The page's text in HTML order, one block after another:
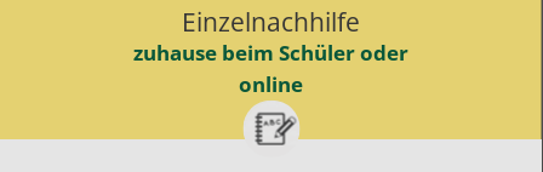
Einzelnachhilfe
zuhause beim Schüler oder
online